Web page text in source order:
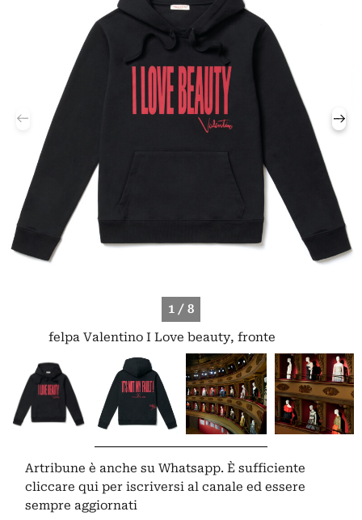
1 / 8
felpa Valentino I Love beauty, fronte
Artribune è anche su Whatsapp. È sufficiente
cliccare qui per iscriversi al canale ed essere
sempre aggiornati